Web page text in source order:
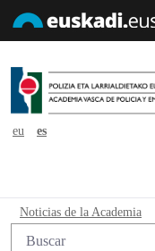
eu
es
Noticias de la
Noticias de la Academia
Búsqueda web